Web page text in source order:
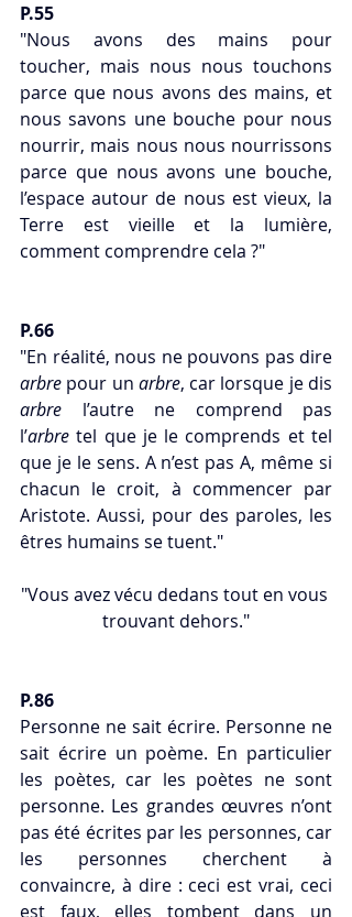
P.55
"Nous avons des mains pour
toucher, mais nous nous touchons
parce que nous avons des mains, et
nous savons une bouche pour nous
nourrir, mais nous nous nourrissons
parce que nous avons une bouche,
l’espace autour de nous est vieux, la
Terre est vieille et la lumière,
comment comprendre cela ?"
P.66
arbre pour un arbre
arbre l’autre ne comprend pas
l’arbre tel que je le comprends et tel
que je le sens. A n’est pas A, même si
chacun le croit, à commencer par
Aristote. Aussi, pour des paroles, les
êtres humains se tuent."
"Vous avez vécu dedans tout en vous
trouvant dehors."
P.86
Personne ne sait écrire. Personne ne
sait écrire un poème. En particulier
les poètes, car les poètes ne sont
personne. Les grandes œuvres n’ont
pas été écrites par les personnes, car
les personnes cherchent à
convaincre, à dire : ceci est vrai, ceci
est faux, elles tombent dans un